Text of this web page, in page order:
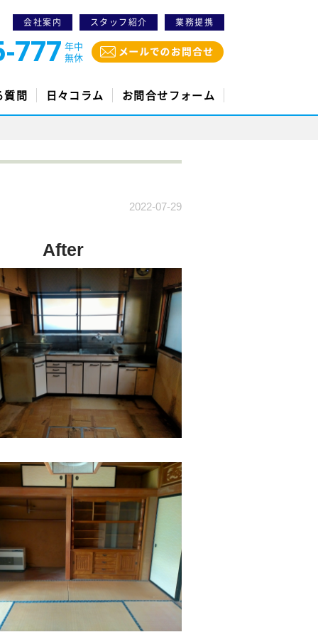
会社案内 スタッフ紹介 業務提携
777 年中
無休
質問 日々コラム お問合せフォーム
2022-07-29
After